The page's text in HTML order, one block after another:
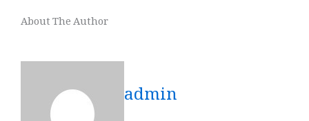
About The Author
admin